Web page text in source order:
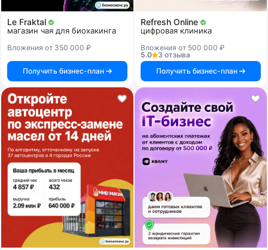
Le Fraktal
магазин чая для биохакинга
Вложения от 350 000 ₽
Получить бизнес-план
Refresh Online
цифровая клиника
Вложения от 500 000 ₽
5.0
3 отзыва
Получить бизнес-план